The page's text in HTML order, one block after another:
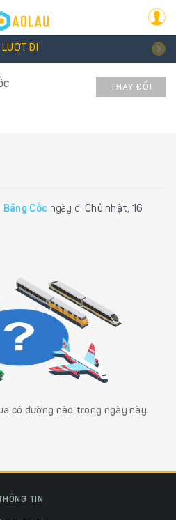
LƯỢT ĐI
THAY ĐỔI
Băng Cốc ngày đi Chủ nhật, 16
có đường nào trong ngày này.
TIN